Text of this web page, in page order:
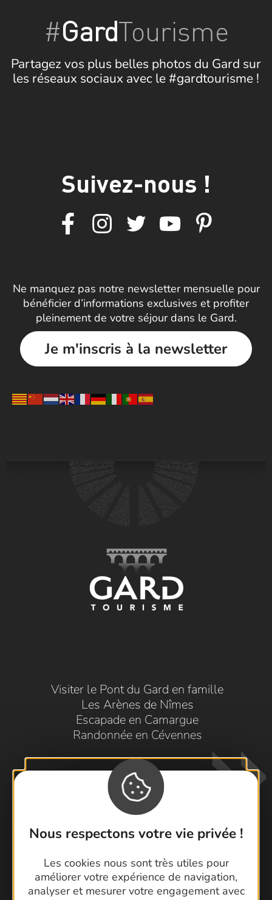
Nous respectons votre vie privée !
Les cookies nous sont très utiles pour
améliorer votre expérience de navigation,
analyser et mesurer votre engagement avec
#GardTourisme
Partagez vos plus belles photos du Gard sur
les réseaux sociaux avec le #gardtourisme !
Suivez-nous !
Ne manquez pas notre newsletter mensuelle pour
bénéficier d’informations exclusives et profiter
pleinement de votre séjour dans le Gard.
Je m'inscris à la newsletter
Visiter le Pont du Gard en famille
Les Arènes de Nîmes
Escapade en Camargue
Randonnée en Cévennes
Contactez-nous !
Foire aux questions